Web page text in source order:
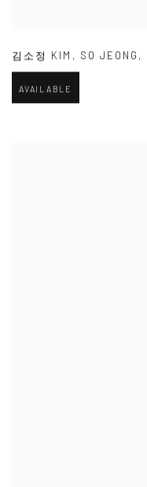
김소정 KIM , SO JEONG ,
AVAILABLE